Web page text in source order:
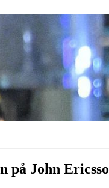
på John